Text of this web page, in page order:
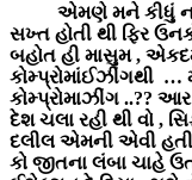
એમણે મને કીધું નહિ
સખ્ત હોતી થી ફિર
બહોત હી માસુમ ,
કોમ્પ્રોમાંઈઝીંગથી …
કોમ્પ્રોમાઝીંગ ..??
દેશ ચલા રહી થી વો ,
દલીલ એમની એવી
કો જીતના લંબા ચાહે